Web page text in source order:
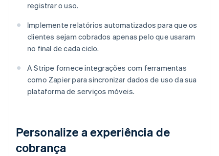
registrar o uso.
Implemente relatórios automatizados para que os
clientes sejam cobrados apenas pelo que usaram
no final de cada ciclo.
A Stripe fornece integrações com ferramentas
como Zapier para sincronizar dados de uso da sua
plataforma de serviços móveis.
Personalize a experiência de
cobrança